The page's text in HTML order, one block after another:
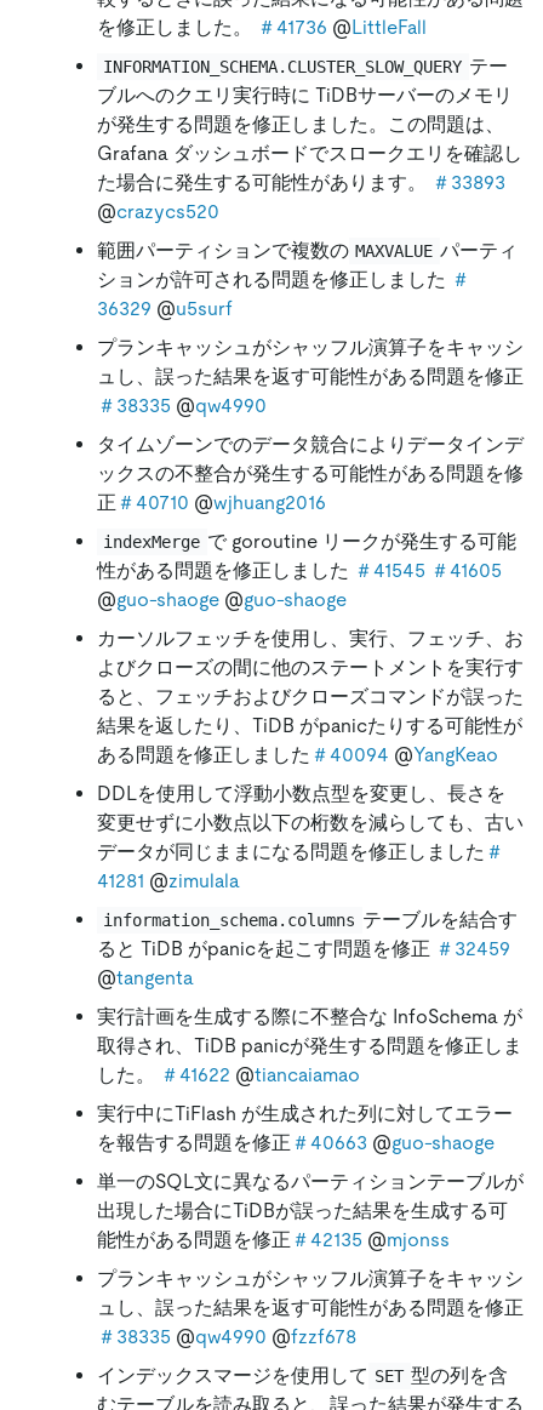
を修正しました。
＃41736 @LittleFall
INFORMATION_SCHEMA.CLUSTER_SLOW_QUERY テー
ブルへのクエリ実行時に TiDBサーバーのメモリ
が発生する問題を修正しました。この問題は、
Grafana ダッシュボードでスロークエリを確認し
た場合に発生する可能性があります。
＃33893
@crazycs520
範囲パーティションで複数の MAXVALUE パーティ
ションが許可される問題を修正しました ＃
36329 @u5surf
プランキャッシュがシャッフル演算子をキャッシ
ュし、誤った結果を返す可能性がある問題を修正
＃38335 @qw4990
タイムゾーンでのデータ競合によりデータインデ
ックスの不整合が発生する可能性がある問題を修
正 ＃40710 @wjhuang2016
indexMerge で goroutine リークが発生する可能
性がある問題を修正しました ＃41545 ＃41605
@guo-shaoge @guo-shaoge
カーソルフェッチを使用し、実行、フェッチ、お
よびクローズの間に他のステートメントを実行す
ると、フェッチおよびクローズコマンドが誤った
結果を返したり、TiDB がpanicたりする可能性が
ある問題を修正しました ＃40094 @YangKeao
DDLを使用して浮動小数点型を変更し、長さを
変更せずに小数点以下の桁数を減らしても、古い
データが同じままになる問題を修正しました ＃
41281 @zimulala
information_schema.columns テーブルを結合す
ると TiDB がpanicを起こす問題を修正 ＃32459
@tangenta
実行計画を生成する際に不整合な InfoSchema が
取得され、TiDB panicが発生する問題を修正しま
した。
＃41622 @tiancaiamao
実行中にTiFlash が生成された列に対してエラー
を報告する問題を修正 ＃40663 @guo-shaoge
単一のSQL文に異なるパーティションテーブルが
出現した場合にTiDBが誤った結果を生成する可
能性がある問題を修正 ＃42135 @mjonss
プランキャッシュがシャッフル演算子をキャッシ
ュし、誤った結果を返す可能性がある問題を修正
＃38335 @qw4990 @fzzf678
インデックスマージを使用して SET 型の列を含
むテーブルを読み取ると、誤った結果が発生する